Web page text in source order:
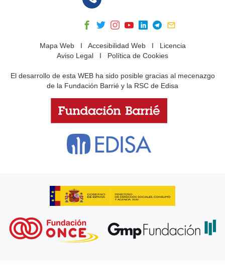
Mapa WebI Accesibilidad WebI Licencia
Aviso Legal I Política de Cookies
El desarrollo de esta WEB ha sido posible gracias al mecenazgo
de la Fundación Barrié y la RSC de Edisa